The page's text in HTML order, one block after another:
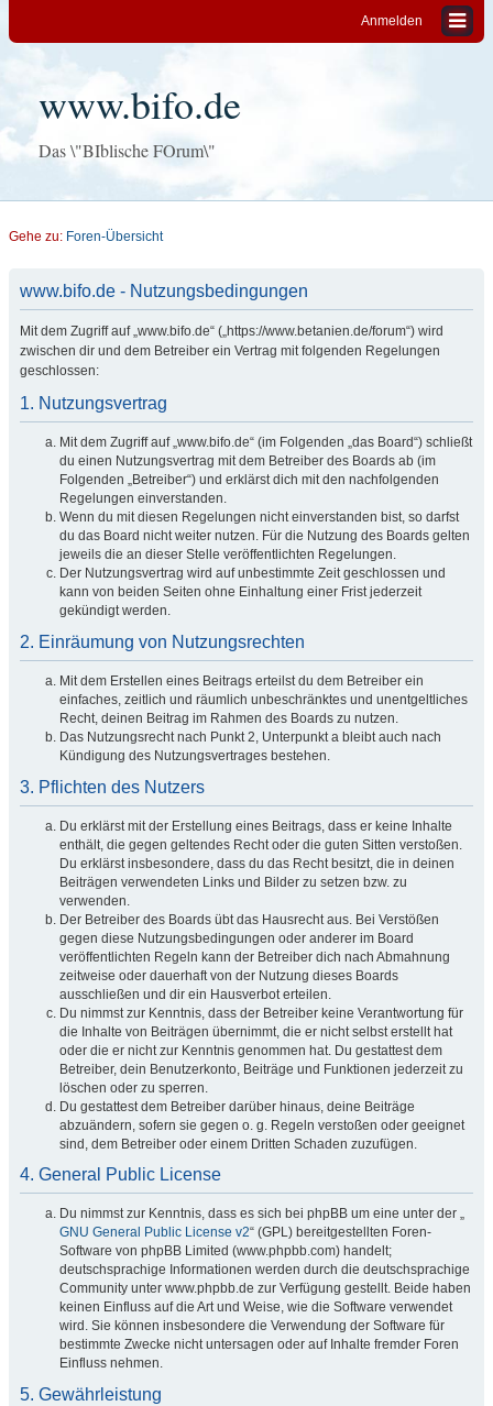
Anmelden
www.bifo.de
Das \"BIblische FOrum\"
Gehe zu: Foren-Übersicht
www.bifo.de - Nutzungsbedingungen
Mit dem Zugriff auf „www.bifo.de“ („https://www.betanien.de/forum“) wird
zwischen dir und dem Betreiber ein Vertrag mit folgenden Regelungen
geschlossen:
1. Nutzungsvertrag
Mit dem Zugriff auf „www.bifo.de“ (im Folgenden „das Board“) schließt
du einen Nutzungsvertrag mit dem Betreiber des Boards ab (im
Folgenden „Betreiber“) und erklärst dich mit den nachfolgenden
Regelungen einverstanden.
Wenn du mit diesen Regelungen nicht einverstanden bist, so darfst
du das Board nicht weiter nutzen. Für die Nutzung des Boards gelten
jeweils die an dieser Stelle veröffentlichten Regelungen.
Der Nutzungsvertrag wird auf unbestimmte Zeit geschlossen und
kann von beiden Seiten ohne Einhaltung einer Frist jederzeit
gekündigt werden.
2. Einräumung von Nutzungsrechten
Mit dem Erstellen eines Beitrags erteilst du dem Betreiber ein
einfaches, zeitlich und räumlich unbeschränktes und unentgeltliches
Recht, deinen Beitrag im Rahmen des Boards zu nutzen.
Das Nutzungsrecht nach Punkt 2, Unterpunkt a bleibt auch nach
Kündigung des Nutzungsvertrages bestehen.
3. Pflichten des Nutzers
Du erklärst mit der Erstellung eines Beitrags, dass er keine Inhalte
enthält, die gegen geltendes Recht oder die guten Sitten verstoßen.
Du erklärst insbesondere, dass du das Recht besitzt, die in deinen
Beiträgen verwendeten Links und Bilder zu setzen bzw. zu
verwenden.
Der Betreiber des Boards übt das Hausrecht aus. Bei Verstößen
gegen diese Nutzungsbedingungen oder anderer im Board
veröffentlichten Regeln kann der Betreiber dich nach Abmahnung
zeitweise oder dauerhaft von der Nutzung dieses Boards
ausschließen und dir ein Hausverbot erteilen.
Du nimmst zur Kenntnis, dass der Betreiber keine Verantwortung für
die Inhalte von Beiträgen übernimmt, die er nicht selbst erstellt hat
oder die er nicht zur Kenntnis genommen hat. Du gestattest dem
Betreiber, dein Benutzerkonto, Beiträge und Funktionen jederzeit zu
löschen oder zu sperren.
Du gestattest dem Betreiber darüber hinaus, deine Beiträge
abzuändern, sofern sie gegen o. g. Regeln verstoßen oder geeignet
sind, dem Betreiber oder einem Dritten Schaden zuzufügen.
4. General Public License
Du nimmst zur Kenntnis, dass es sich bei phpBB um eine unter der „
GNU General Public License v2“ (GPL) bereitgestellten Foren-
Software von phpBB Limited (www.phpbb.com) handelt;
deutschsprachige Informationen werden durch die deutschsprachige
Community unter www.phpbb.de zur Verfügung gestellt. Beide haben
keinen Einfluss auf die Art und Weise, wie die Software verwendet
wird. Sie können insbesondere die Verwendung der Software für
bestimmte Zwecke nicht untersagen oder auf Inhalte fremder Foren
Einfluss nehmen.
5. Gewährleistung